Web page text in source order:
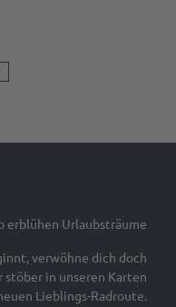
erblühen Urlaubsträume
verwöhne dich doch
stöber in unseren Karten
Lieblings-Radroute.